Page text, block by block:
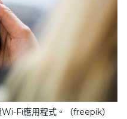
Fi應用程式。（freepik）